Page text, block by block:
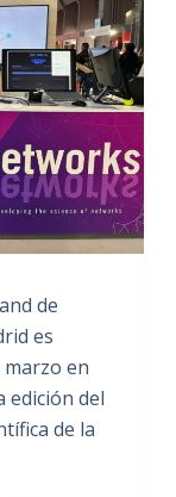
de
es
marzo en
edición del
de la